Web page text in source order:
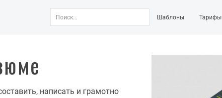
Шаблоны Тарифы
написать и грамотно